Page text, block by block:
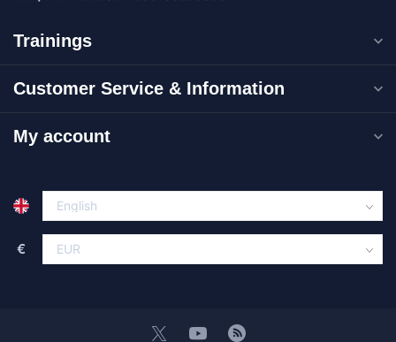
Trainings
Customer Service & Information
My account
€